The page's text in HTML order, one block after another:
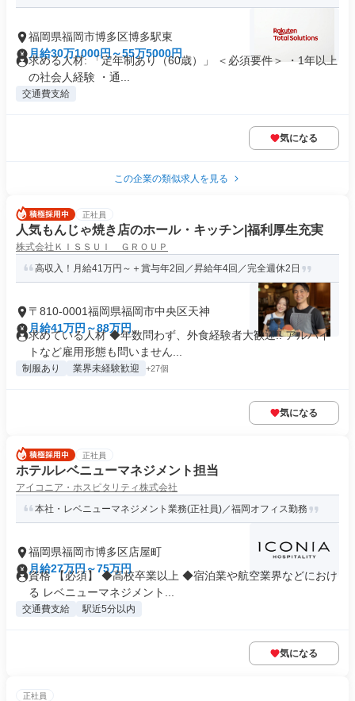
福岡県福岡市博多区博多駅東
月給30万1000円～55万5000円
求める人材: 「定年制あり（60歳）」 ＜必須要件＞ ・1年以上
の社会人経験 ・通...
交通費支給
気になる
この企業の類似求人を見る
正社員
人気もんじゃ焼き店のホール・キッチン|福利厚生充実
株式会社ＫＩＳＳＵＩ ＧＲＯＵＰ
高収入！月給41万円～＋賞与年2回／昇給年4回／完全週休2日
〒810-0001福岡県福岡市中央区天神
月給41万円～88万円
求めている人材 ◆年数問わず、外食経験者大歓迎!! アルバイ
トなど雇用形態も問いません...
制服あり 業界未経験歓迎 +27個
気になる
正社員
ホテルレベニューマネジメント担当
アイコニア・ホスピタリティ株式会社
本社・レベニューマネジメント業務(正社員)／福岡オフィス勤務
福岡県福岡市博多区店屋町
月給27万円～75万円
資格 【必須】 ◆高校卒業以上 ◆宿泊業や航空業界などにおけ
る レベニューマネジメント...
交通費支給 駅近5分以内
気になる
正社員